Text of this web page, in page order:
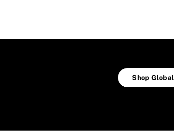
Shop Global